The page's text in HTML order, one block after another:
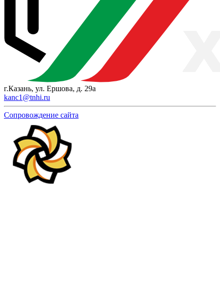
г.Казань, ул. Ершова, д. 29а
kanc1@tnhi.ru
Сопровождение сайта